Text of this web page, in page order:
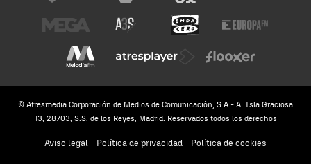
© Atresmedia Corporación de Medios de Comunicación, S.A - A. Isla Graciosa
13, 28703, S.S. de los Reyes, Madrid. Reservados todos los derechos
Aviso legal Política de privacidad Política de cookies